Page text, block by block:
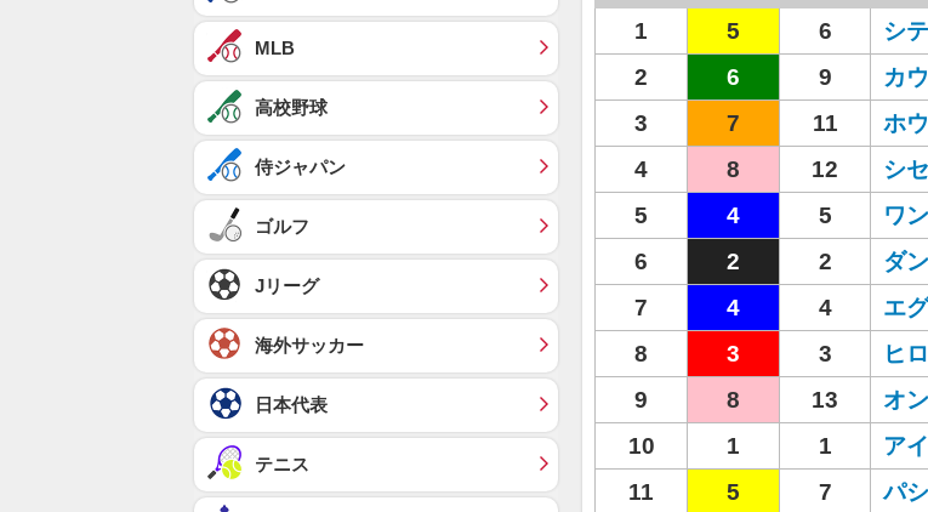
1 5 6 シ
2
6 9 カ
3
7 11 ホ
4
8 12 シ
5
4 5 ワ
6
2 2 ダ
7
4 4 エ
8
3 3 ヒ
9
8 13 オ
10
1 1 ア
11
5 7 パ
MLB
高校野球
侍ジャパン
ゴルフ
Jリーグ
海外サッカー
日本代表
テニス